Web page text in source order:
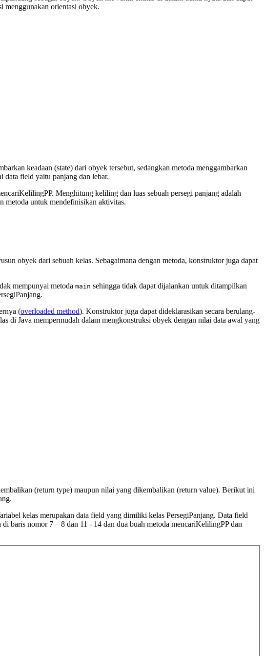
menggunakan orientasi obyek.
keadaan (state) dari obyek tersebut, sedangkan metoda menggambarkan
data field yaitu panjang dan lebar.
Menghitung keliling dan luas sebuah persegi panjang adalah
metoda untuk mendefinisikan aktivitas.
obyek dari sebuah kelas. Sebagaimana dengan metoda, konstruktor juga dapat
mempunyai metoda main sehingga tidak dapat dijalankan untuk ditampilkan
(overloaded method). Konstruktor juga dapat dideklarasikan secara berulang-
di Java mempermudah dalam mengkonstruksi obyek dengan nilai data awal yang
(return type) maupun nilai yang dikembalikan (return value). Berikut ini
kelas merupakan data field yang dimiliki kelas PersegiPanjang. Data field
baris nomor 7 – 8 dan 11 - 14 dan dua buah metoda mencariKelilingPP dan